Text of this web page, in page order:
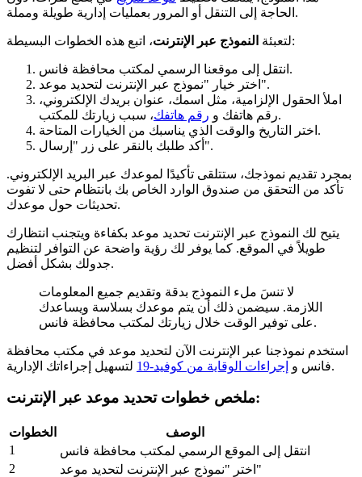
الحاجة إلى التنقل أو المرور بعمليات إدارية طويلة ومملة.
لتعبئة النموذج عبر الإنترنت ، اتبع هذه الخطوات البسيطة:
انتقل إلى موقعنا الرسمي لمكتب محافظة فانس.
اختر خيار "نموذج عبر الإنترنت لتحديد موعد".
املأ الحقول الإلزامية، مثل اسمك، عنوان بريدك الإلكتروني،
رقم هاتفك و رقم هاتفك
، سبب زيارتك للمكتب.
اختر التاريخ والوقت الذي يناسبك من الخيارات المتاحة.
أكد طلبك بالنقر على زر "إرسال".
بمجرد تقديم نموذجك، ستتلقى تأكيدًا لموعدك عبر البريد الإلكتروني.
تأكد من التحقق من صندوق الوارد الخاص بك بانتظام حتى لا تفوت
تحديثات حول موعدك.
يتيح لك النموذج عبر الإنترنت تحديد موعد بكفاءة ويتجنب انتظارك
طويلاً في الموقع. كما يوفر لك رؤية واضحة عن التوافر لتنظيم
جدولك بشكل أفضل.
لا تنسَ ملء النموذج بدقة وتقديم جميع المعلومات
اللازمة. سيضمن ذلك أن يتم موعدك بسلاسة ويساعدك
على توفير الوقت خلال زيارتك لمكتب محافظة فانس.
استخدم نموذجنا عبر الإنترنت الآن لتحديد موعد في مكتب محافظة
فانس و إجراءات الوقاية من كوفيد-19 لتسهيل إجراءاتك الإدارية.
ملخص خطوات تحديد موعد عبر الإنترنت:
الخطوات
الوصف
1
انتقل إلى الموقع الرسمي لمكتب محافظة فانس
2
اختر "نموذج عبر الإنترنت لتحديد موعد"